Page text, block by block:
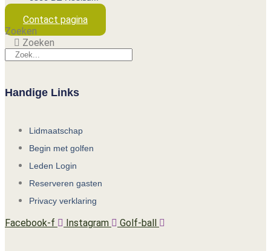
Contact pagina
Zoeken
Zoeken
Handige Links
Lidmaatschap
Begin met golfen
Leden Login
Reserveren gasten
Privacy verklaring
Facebook-f Instagram Golf-ball